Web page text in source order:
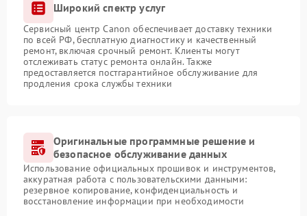
Широкий спектр услуг
Сервисный центр Canon обеспечивает доставку техники
по всей РФ, бесплатную диагностику и качественный
ремонт, включая срочный ремонт. Клиенты могут
отслеживать статус ремонта онлайн. Также
предоставляется постгарантийное обслуживание для
продления срока службы техники
Оригинальные программные решение и
безопасное обслуживание данных
Использование официальных прошивок и инструментов,
аккуратная работа с пользовательскими данными:
резервное копирование, конфиденциальность и
восстановление информации при необходимости